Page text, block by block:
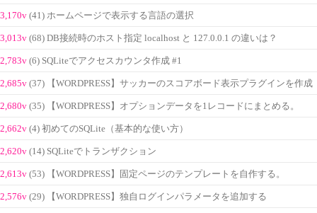
3,170v (41) ホームページで表示する言語の選択
3,013v (68) DB接続時のホスト指定 localhost と 127.0.0.1 の違いは？
2,783v (6) SQLiteでアクセスカウンタ作成 #1
2,685v (37) 【WORDPRESS】サッカーのスコアボード表示プラグインを作成
2,680v (35) 【WORDPRESS】オプションデータを1レコードにまとめる。
2,662v (4) 初めてのSQLite（基本的な使い方）
2,620v (14) SQLiteでトランザクション
2,613v (53) 【WORDPRESS】固定ページのテンプレートを自作する。
2,576v (29) 【WORDPRESS】独自ログインパラメータを追加する